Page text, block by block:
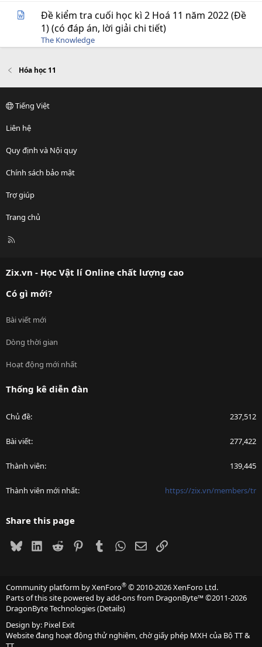
Đề kiểm tra cuối học kì 2 Hoá 11 năm 2022 (Đề
1) (có đáp án, lời giải chi tiết)
The Knowledge
Hóa học 11
Tiếng Việt
Liên hệ
Quy định và Nội quy
Chính sách bảo mật
Trợ giúp
Trang chủ
R
Zix.vn - Học Vật lí Online chất lượng cao
Có gì mới?
Bài viết mới
Dòng thời gian
Hoạt động mới nhất
Thống kê diễn đàn
Chủ đề 237,512
Bài viết 277,422
Thành viên 139,445
Thành viên mới nhất https://zix.vn/members/tr
Share this page
BlueskyLinkedIn
Reddit PinterestTumblrWhatsApp
EmailLink
Community platform by XenForo® © 2010-2026 XenForo Ltd.
Parts of this site powered byadd-ons from DragonByte™©2011-2026
DragonByte Technologies(Details)
Design by: Pixel Exit
Website đang hoạt động thử nghiệm, chờ giấy phép MXH của Bộ TT &